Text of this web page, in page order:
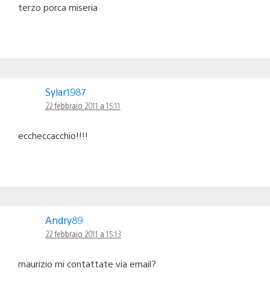
terzo porca miseria
Sylar1987
22 febbraio 2011 a 15:11
eccheccacchio!!!!
Andry89
22 febbraio 2011 a 15:13
maurizio mi contattate via email?